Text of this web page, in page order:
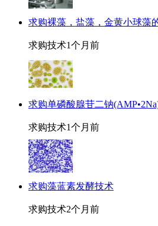
求购裸藻，盐藻，金黄小球藻
求购技术1个月前
求购单磷酸腺苷二钠
求购技术1个月前
求购藻蓝素发酵技术
求购技术2个月前